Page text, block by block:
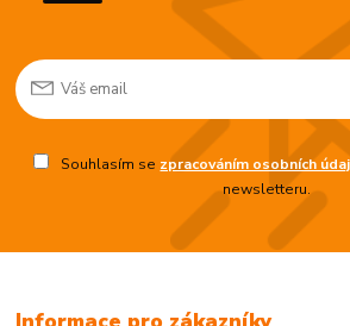
Souhlasím se zpracováním osobních
newsletteru.